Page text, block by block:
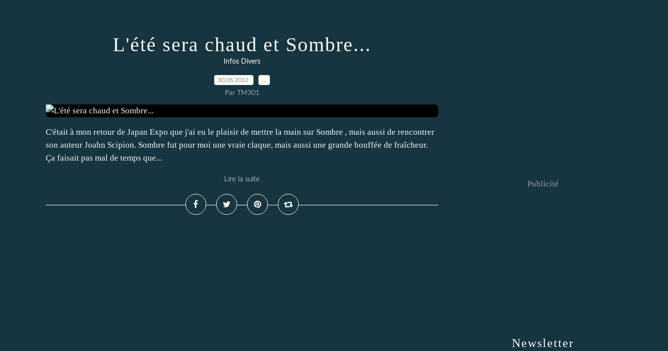
L'été sera chaud et Sombre...
Infos Divers
30.05.2012
Par TM301
C'était à mon retour de Japan Expo que j'ai eu le plaisir de mettre la main sur Sombre , mais aussi de rencontrer
son auteur Joahn Scipion. Sombre fut pour moi une vraie claque, mais aussi une grande bouffée de fraîcheur.
Ça faisait pas mal de temps que...
Lire la suite
Newsletter
Publicité